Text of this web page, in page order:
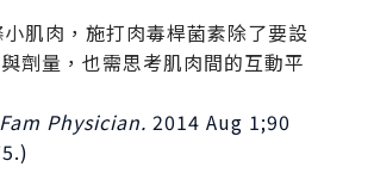
肌肉，施打肉毒桿菌素除了要設
劑量，也需思考肌肉間的互動平
Physician. 2014 Aug 1;90